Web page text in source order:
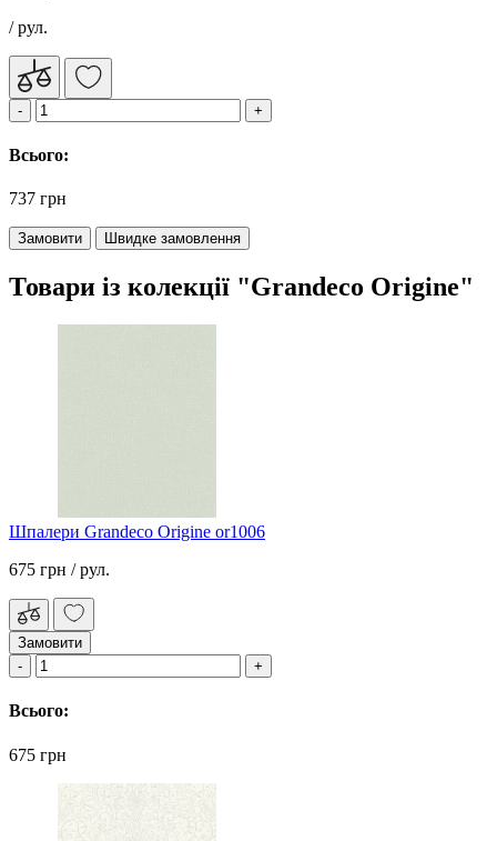
/ рул.
Всього:
737 грн
Замовити Швидке замовлення
Товари із колекції "Grandeco Origine"
Шпалери Grandeco Origine or1006
675 грн / рул.
Замовити
Всього:
675 грн